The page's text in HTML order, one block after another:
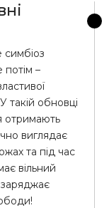
потім –
такій обновці
отримають
виглядає
та під час
вільний
заряджає